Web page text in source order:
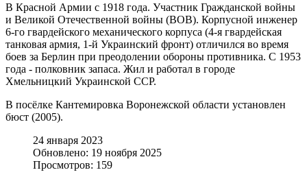
В Красной Армии с 1918 года. Участник Гражданской войны
и Великой Отечественной войны (ВОВ). Корпусной инженер
6-го гвардейского механического корпуса (4-я гвардейская
танковая армия, 1-й Украинский фронт) отличился во время
боев за Берлин при преодолении обороны противника. С 1953
года - полковник запаса. Жил и работал в городе
Хмельницкий Украинской ССР.
В посёлке Кантемировка Воронежской области установлен
бюст (2005).
24 января 2023
Обновлено: 19 ноября 2025
Просмотров: 159